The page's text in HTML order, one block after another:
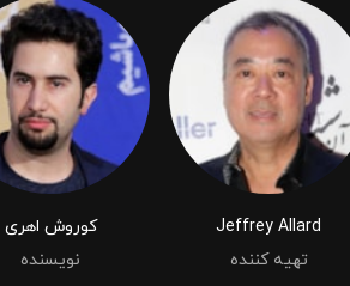
Jeffrey Allard
تهیه کننده
کوروش اهری
نویسنده